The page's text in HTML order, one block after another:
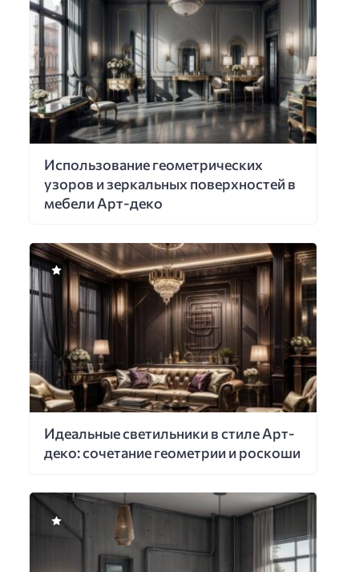
Использование геометрических
узоров и зеркальных поверхностей в
мебели Арт-деко
Идеальные светильники в стиле Арт-
деко: сочетание геометрии и роскоши